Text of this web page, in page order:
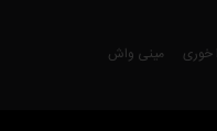
خوری
مینی واش